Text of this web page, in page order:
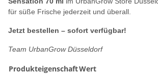
für süße Frische jederzeit und überall.
Jetzt bestellen – sofort verfügbar!
Team UrbanGrow Düsseldorf
ProdukteigenschaftWert